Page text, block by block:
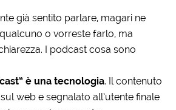
già sentito parlare, magari ne
o vorreste farlo, ma
I podcast cosa sono
è una tecnologia. Il contenuto
web e segnalato all’utente finale